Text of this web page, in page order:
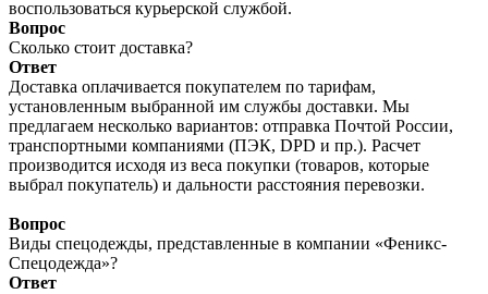
воспользоваться курьерской службой.
Вопрос
Сколько стоит доставка?
Ответ
Доставка оплачивается покупателем по тарифам,
установленным выбранной им службы доставки. Мы
предлагаем несколько вариантов: отправка Почтой России,
транспортными компаниями (ПЭК, DPD и пр.). Расчет
производится исходя из веса покупки (товаров, которые
выбрал покупатель) и дальности расстояния перевозки.
Вопрос
Виды спецодежды, представленные в компании «Феникс-
Спецодежда»?
Ответ